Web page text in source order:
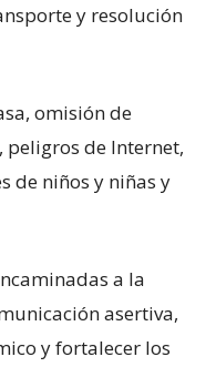
y resolución
omisión de
de Internet,
de niños y niñas y
a la
asertiva,
y fortalecer los